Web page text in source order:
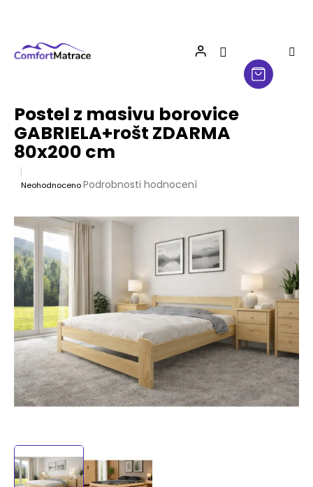
Postel z masivu borovice
GABRIELA+rošt ZDARMA
80x200 cm
Průměrné
je
0,0
z
5
hvězdiček.
NeohodnocenoPodrobnosti hodnocení